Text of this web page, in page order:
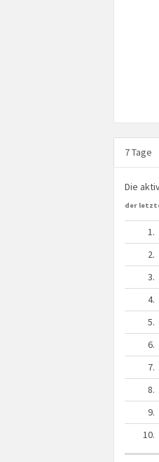
7 Tage
Die
der
1.
2.
3.
4.
5.
6.
7.
8.
9.
10.